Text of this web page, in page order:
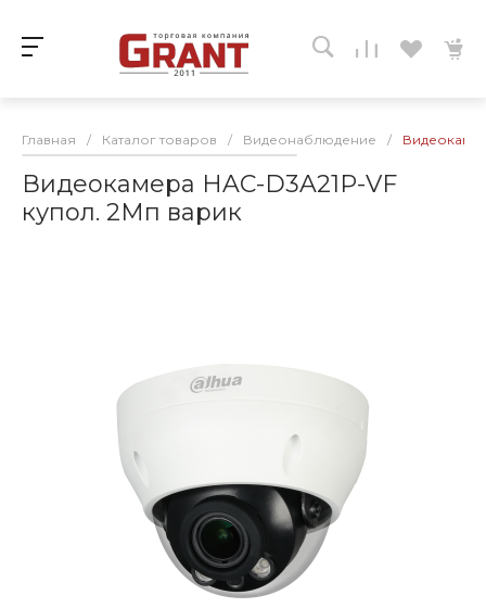
Главная / Каталог товаров / Видеонаблюдение /
Видеокамера HAC-D3A21P-VF
купол. 2Мп варик